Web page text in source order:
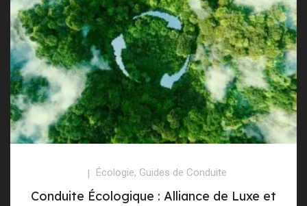
Écologie, Guides de Conduite
Conduite Écologique : Alliance de Luxe et